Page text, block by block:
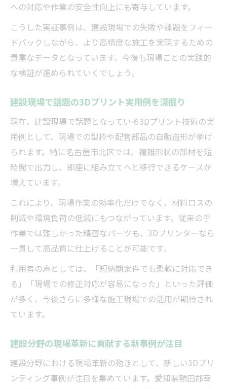
への対応や作業の安全性向上にも寄与しています。
こうした実証事例は、建設現場での失敗や課題をフィー
ドバックしながら、より高精度な施工を実現するための
貴重なデータとなっています。今後も現場ごとの実践的
な検証が進められていくでしょう。
建設現場で話題の3Dプリント実用例を深掘り
現在、建設現場で話題となっている3Dプリント技術の実
用例として、現場での型枠や配管部品の自動造形が挙げ
られます。特に名古屋市北区では、複雑形状の部材を短
時間で出力し、即座に組み立てへと移行できるケースが
増えています。
これにより、現場作業の効率化だけでなく、材料ロスの
削減や環境負荷の低減にもつながっています。従来の手
作業では難しかった精密なパーツも、3Dプリンターなら
一貫して高品質に仕上げることが可能です。
利用者の声としては、「短納期案件でも柔軟に対応でき
る」「現場での修正対応が容易になった」といった評価
が多く、今後さらに多様な施工現場での活用が期待され
ています。
建設分野の現場革新に貢献する新事例が注目
建設分野における現場革新の動きとして、新しい3Dプリ
ンティング事例が注目を集めています。愛知県額田郡幸